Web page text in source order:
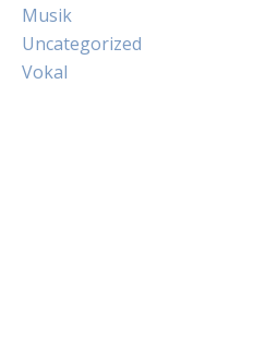
Musik
Uncategorized
Vokal